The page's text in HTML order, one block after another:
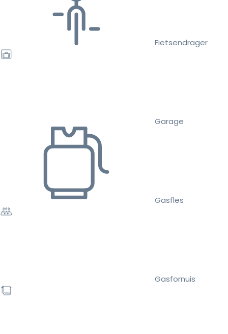
Fietsendrager
Garage
Gasfles
Gasfornuis